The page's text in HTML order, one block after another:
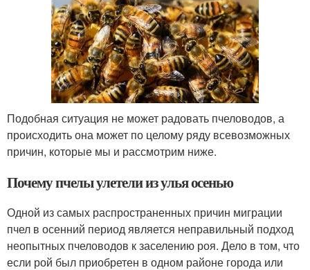
Подобная ситуация не может радовать пчеловодов, а
происходить она может по целому ряду всевозможных
причин, которые мы и рассмотрим ниже.
Почему пчелы улетели из улья осенью
Одной из самых распространенных причин миграции
пчел в осенний период является неправильный подход
неопытных пчеловодов к заселению роя. Дело в том, что
если рой был приобретен в одном районе города или